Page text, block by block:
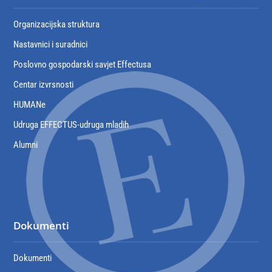
Organizacijska struktura
Nastavnici i suradnici
Poslovno gospodarski savjet Effectusa
Centar izvrsnosti
HUMANe
Udruga EFFECTUS-udruga mladih
Alumni
Dokumenti
Dokumenti